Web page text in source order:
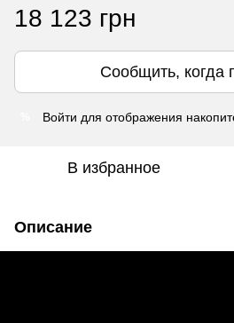
18 123 грн
Сообщить, когда
Войти для отображения
В избранное
Описание